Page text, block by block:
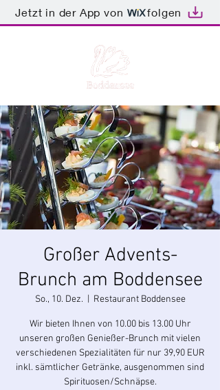
Jetzt in der App von folgen
Großer Advents-
Brunch am Boddensee
So., 10. Dez. Restaurant Boddensee
Wir bieten Ihnen von 10.00 bis 13.00 Uhr
unseren großen Genießer-Brunch mit vielen
verschiedenen Spezialitäten für nur 39,90 EUR
inkl. sämtlicher Getränke, ausgenommen sind
Spirituosen/Schnäpse.